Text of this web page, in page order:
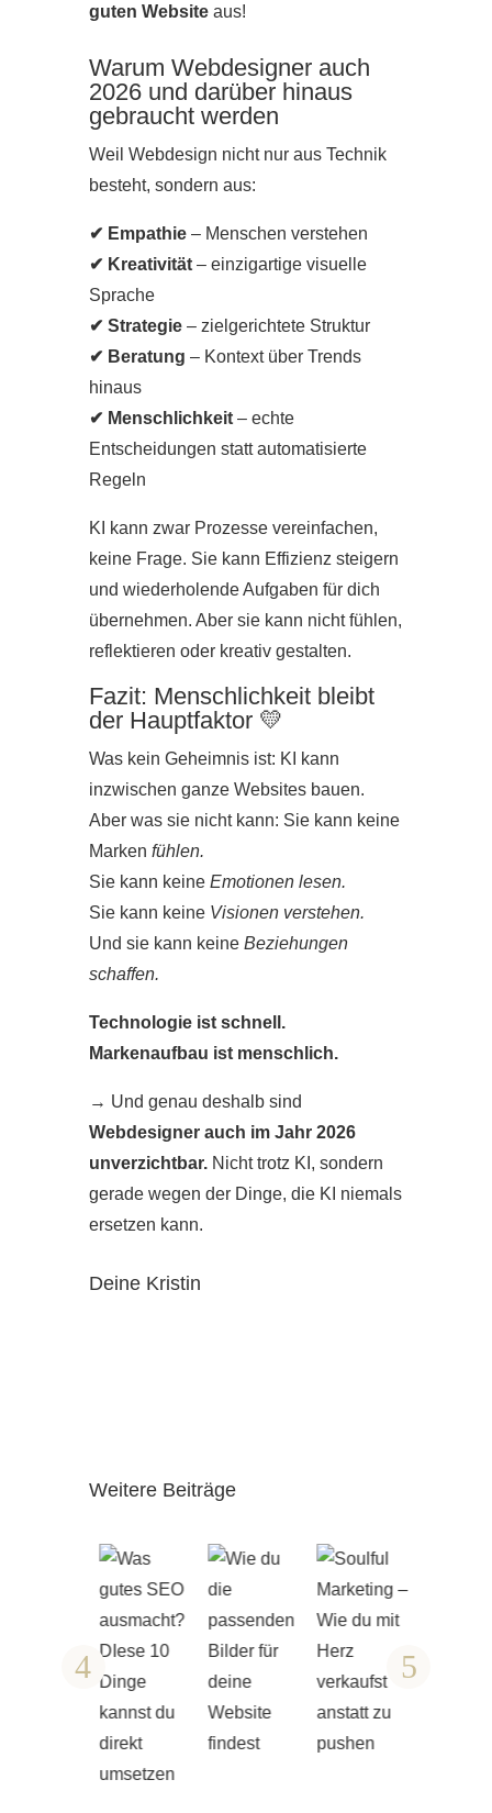
guten Websiteaus!
Warum Webdesigner auch
2026 und darüber hinaus
gebraucht werden
Weil Webdesign nicht nur aus Technik
besteht, sondern aus:
✔ Empathie– Menschen verstehen
✔ Kreativität– einzigartige visuelle
Sprache
✔ Strategie– zielgerichtete Struktur
✔ Beratung – Kontext über Trends
hinaus
✔ Menschlichkeit– echte
Entscheidungen statt automatisierte
Regeln
KI kann zwar Prozesse vereinfachen,
keine Frage. Sie kann Effizienz steigern
und wiederholende Aufgaben für dich
übernehmen. Aber sie kann nicht fühlen,
reflektieren oder kreativ gestalten.
Fazit: Menschlichkeit bleibt
der Hauptfaktor 💛
Was kein Geheimnis ist: KI kann
inzwischen ganze Websites bauen.
Aber was sie nicht kann: Sie kann keine
Marken fühlen.
Sie kann keine Emotionen lesen.
Sie kann keine Visionen verstehen.
Und sie kann keine Beziehungen
schaffen.
Technologie ist schnell.
Markenaufbau ist menschlich.
→ Und genau deshalb sind
Webdesigner auch im Jahr 2026
unverzichtbar. Nicht trotz KI, sondern
gerade wegen der Dinge, die KI niemals
ersetzen kann.
Deine Kristin
Weitere Beiträge